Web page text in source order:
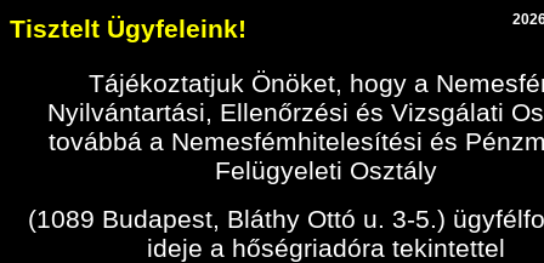
Tisztelt Ügyfeleink!
Tájékoztatjuk Önöket, hogy a
Nyilvántartási, Ellenőrzési és Vizsgálati
továbbá a Nemesfémhitelesítési és
Felügyeleti Osztály
(1089 Budapest, Bláthy Ottó u. 3-5.)
ideje a hőségriadóra tekintettel